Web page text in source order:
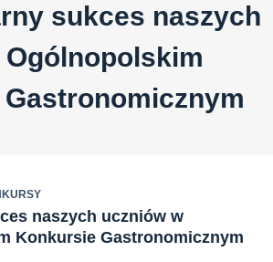
sukces naszych
naszych uczniów w
Konkursie Gastronomicznym